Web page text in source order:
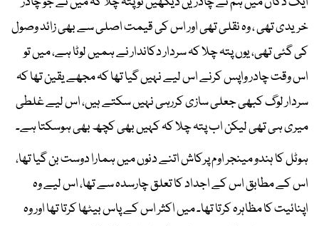
خریدی تھی ، وہ نقلی تھی اور اس کی قیمت اصلی سے بھی زائد وصول
کی گئی تھی، یوں پتہ چلا کہ سردار دکاندار نے ہمیں لوٹا ہے، میں تو
اس وقت چادر واپس کرنے اس لیے نہیں گیا تھا کہ مجھے یقین تھا کہ
سردار لوگ کبھی جعلی سازی کررہی نہیں سکتے ہیں، اس لیے غلطی
میری ہی تھی لیکن اب پتہ چلا کہ کہیں بھی کچھ بھی ہوسکتا ہے۔
ہوٹل کا ہندو مینجر اوم پرکاش اتنے دنوں میں ہمارا دوست بن گیا تھا،
اس کے مطابق اس کے اجداد کا تعلق چارسدہ سے تھا، اس لیے وہ
اپنائیت کا مظاہرہ کرتا تھا۔ میں اکثر اس کے پاس بیٹھا کرتا تھا اور وہ